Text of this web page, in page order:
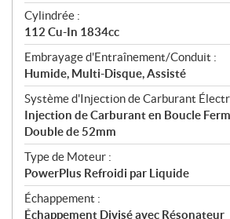
Cylindrée :
112 Cu-In 1834cc
Embrayage d'Entraînement/Conduit :
Humide, Multi-Disque, Assisté
Système d'Injection de Carburant
Injection de Carburant en Boucle
Double de 52mm
Type de Moteur :
PowerPlus Refroidi par Liquide
Échappement :
Échappement Divisé avec Résonateur